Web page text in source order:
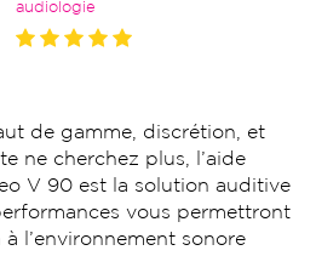
audiologie
de gamme, discrétion, et
ne cherchez plus, l’aide
V 90 est la solution auditive
vous permettront
l’environnement sonore